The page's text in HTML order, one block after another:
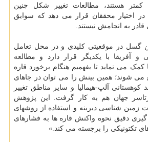
هستند، مطالعات تغییر شکل چنین
در اختیار محققان قرار می دهد که سوابق
به انجامش نیستند.
گسل در موقعیتی کلیدی و در محل تعامل
و آفریقا با یکدیگر قرار دارد و مطالعه
می نماید تا بفهمیم هنگام برخورد قاره
می شوند؛ همین بینش را می توان در جاهای
کوهستانی آلپ-هیمالیا و سایر مناطق تغییر
جهان هم به کار گرفت. این پژوهش
زمین شناسی دیرینه و استفاده از روشهای
گیری دقیق نحوه واکنش قاره ها به فشارهای
تکتونیکی را برجسته می کند.»